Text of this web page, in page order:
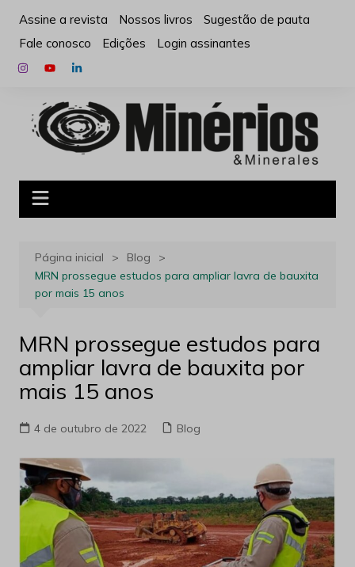
para
conteúdo
Assine a revista Nossos livros
Sugestão de pauta
Fale conosco
Edições Login assinantes
Página inicial
Blog
MRN prossegue estudos para ampliar lavra de bauxita
por mais 15 anos
MRN prossegue estudos para
ampliar lavra de bauxita por
mais 15 anos
4 de outubro de 2022 Blog